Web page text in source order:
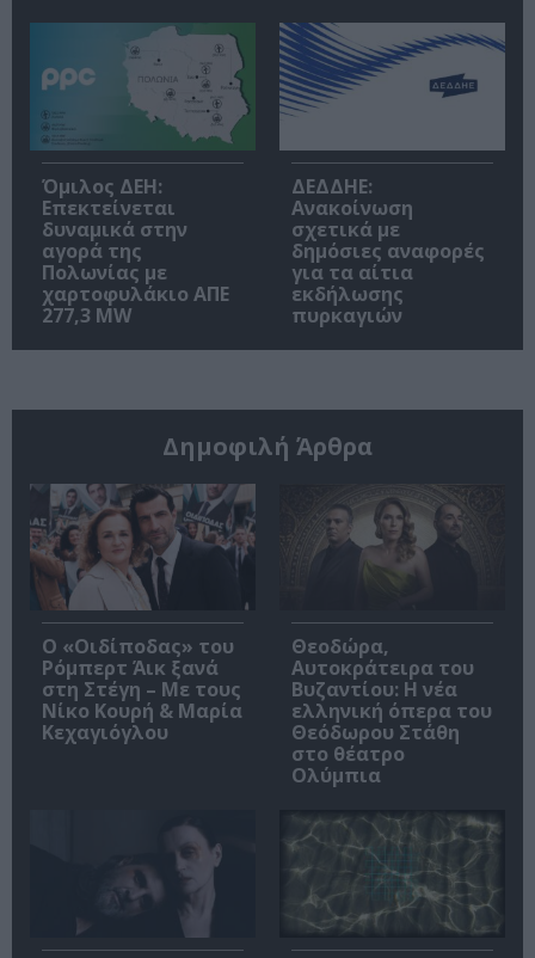
Όμιλος ΔΕΗ:
Επεκτείνεται
δυναμικά στην
αγορά της
Πολωνίας με
χαρτοφυλάκιο ΑΠΕ
277,3 MW
ΔΕΔΔΗΕ:
Ανακοίνωση
σχετικά με
δημόσιες αναφορές
για τα αίτια
εκδήλωσης
πυρκαγιών
Δημοφιλή Άρθρα
O «Οιδίποδας» του
Ρόμπερτ Άικ ξανά
στη Στέγη – Με τους
Νίκο Κουρή & Μαρία
Κεχαγιόγλου
Θεοδώρα,
Αυτοκράτειρα του
Βυζαντίου: Η νέα
ελληνική όπερα του
Θεόδωρου Στάθη
στο θέατρο
Ολύμπια